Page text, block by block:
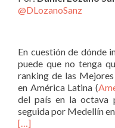
@DLozanoSanz
En cuestión de dónde
puede que no tenga
ranking de las
en América Latina (
del país en la octava
seguida por Medellín
[…]